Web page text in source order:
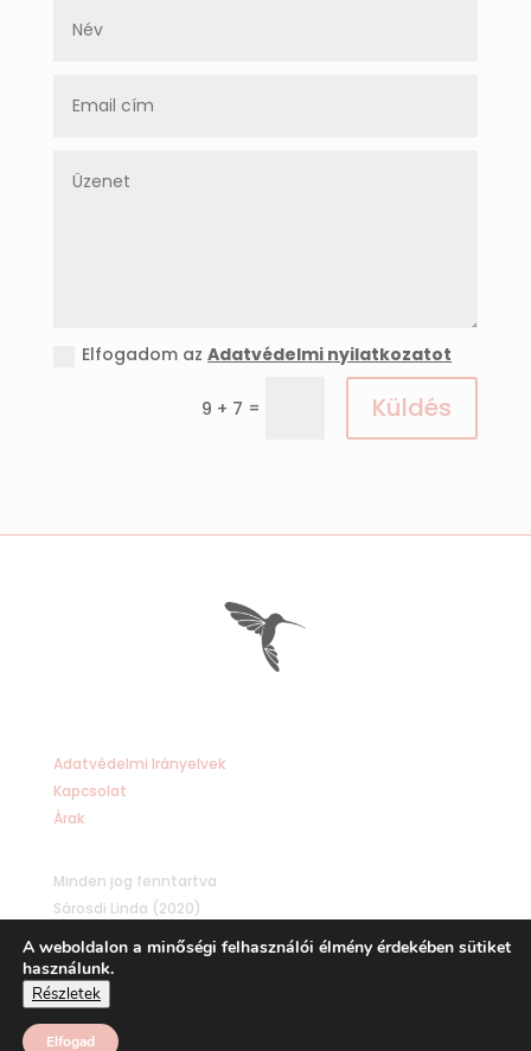
Elfogadom azAdatvédelmi nyilatkozatot
9 + 7 = Küldés
Adatvédelmi Irányelvek
Kapcsolat
Árak
Minden jog fenntartva
Sárosdi Linda (2020)
design: vighlevente.hu
A weboldalon a minőségi felhasználói élmény érdekében sütiket
használunk.
Részletek
Elfogad